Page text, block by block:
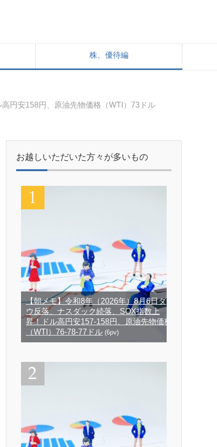
株、優待編
円安158円、原油先物価格（WTI）73ドル
お越しいただいた方々が多いもの
【朝メモ】令和8年（2026年）8月6日ダ
ウ反落、ナスダック続落、SOX指数上
昇！ドル高円安157-158円、原油先物価格
（WTI）76-78-77ドル (6pv)